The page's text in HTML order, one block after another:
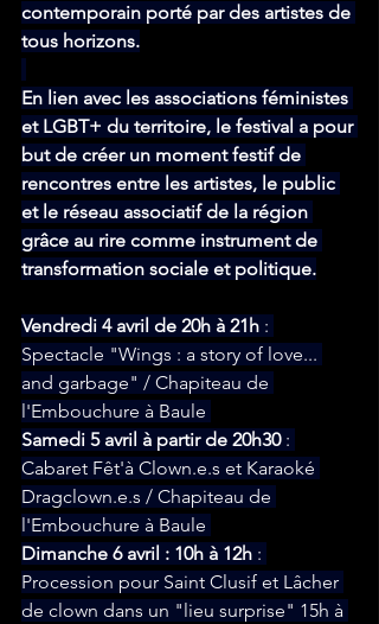
contemporain porté par des artistes de
tous horizons.
En lien avec les associations féministes
et LGBT+ du territoire, le festival a pour
but de créer un moment festif de
rencontres entre les artistes, le public
et le réseau associatif de la région
grâce au rire comme instrument de
transformation sociale et politique.
Vendredi 4 avril de 20h à 21h :
Spectacle "Wings : a story of love...
and garbage" / Chapiteau de
l'Embouchure à Baule
Samedi 5 avril à partir de 20h30 :
Cabaret Fêt'à Clown.e.s et Karaoké
Dragclown.e.s / Chapiteau de
l'Embouchure à Baule
Dimanche 6 avril : 10h à 12h :
Procession pour Saint Clusif et Lâcher
de clown dans un "lieu surprise" 15h à